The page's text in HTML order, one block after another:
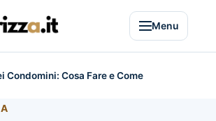
Menu
Condomini: Cosa Fare e Come